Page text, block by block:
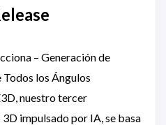
– Generación de
los Ángulos
nuestro tercer
impulsado por IA, se basa